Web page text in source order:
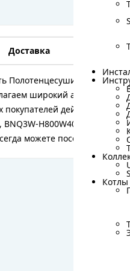
Котлы
Котлы
Доставка
широкий ассортимент
действуют
H800W400-VPBP,
можете посетить наш